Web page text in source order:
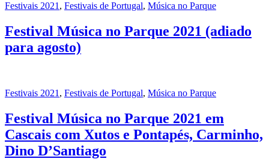
Festivais 2021 , Festivais de Portugal, Música no Parque
Festival Música no Parque 2021 (adiado
para agosto)
Festivais 2021 , Festivais de Portugal, Música no Parque
Festival Música no Parque 2021 em
Cascais com Xutos e Pontapés, Carminho,
Dino D’Santiago